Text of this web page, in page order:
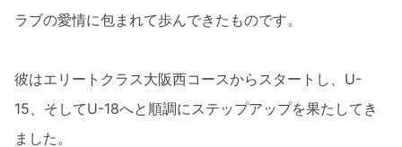
ラブの愛情に包まれて歩んできたものです。
彼はエリートクラス大阪西コースからスタートし、U-
15、そしてU-18へと順調にステップアップを果たしてき
ました。